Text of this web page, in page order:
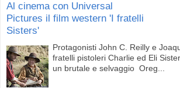
Al cinema con Universal
Pictures il film western 'I fratelli
Sisters'
Protagonisti John C. Reilly e
fratelli pistoleri Charlie ed Eli
un brutale e selvaggio Oreg...